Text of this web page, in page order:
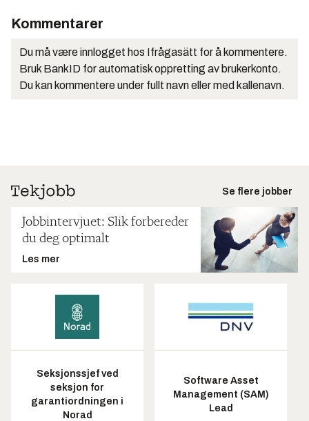
Kommentarer
Du må være innlogget hos Ifrågasätt for å kommentere.
Bruk BankID for automatisk oppretting av brukerkonto.
Du kan kommentere under fullt navn eller med kallenavn.
Se flere jobber
Jobbintervjuet: Slik forbereder
du deg optimalt
Les mer
Seksjonssjef ved
seksjon for
garantiordningen i
Norad
Software Asset
Management (SAM)
Lead